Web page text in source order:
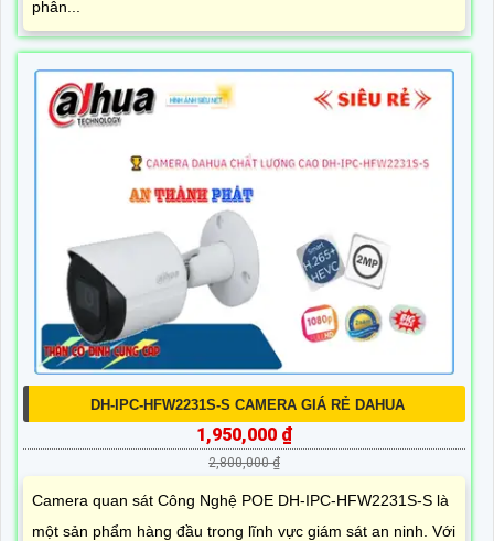
phân...
DH-IPC-HFW2231S-S CAMERA GIÁ RẺ DAHUA
1,950,000 ₫
2,800,000 ₫
Camera quan sát Công Nghệ POE DH-IPC-HFW2231S-S là
một sản phẩm hàng đầu trong lĩnh vực giám sát an ninh. Với